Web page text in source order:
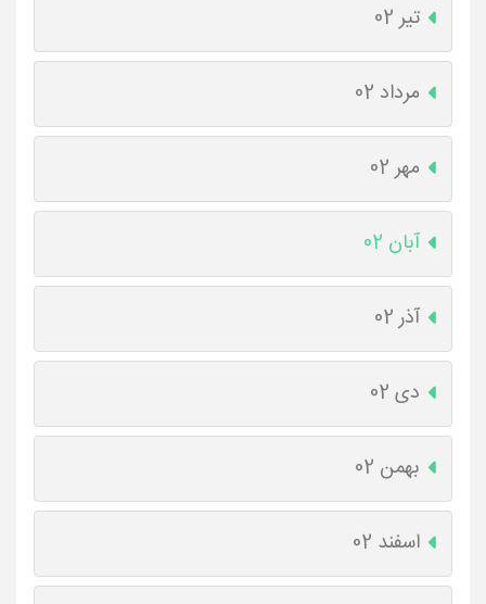
تیر 02
مرداد 02
مهر 02
آبان 02
آذر 02
دی 02
بهمن 02
اسفند 02